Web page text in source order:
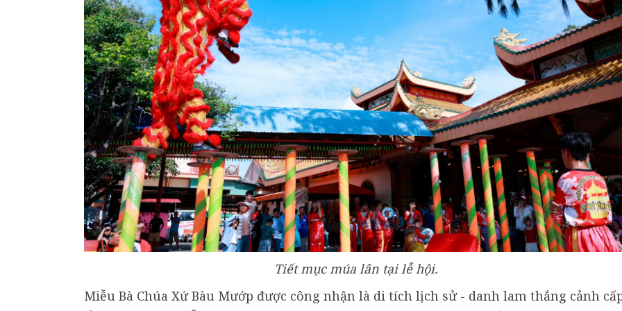
Tiết mục múa lân tại lễ hội.
Miễu Bà Chúa Xứ Bàu Mướp được công nhận là di tích lịch sử - danh lam thắng cảnh